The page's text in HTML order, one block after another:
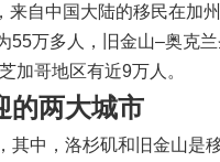
来自中国大陆的移民在加
55万多人，旧金山–奥克
加哥地区有近9万人。
的两大城市
其中，洛杉矶和旧金山是